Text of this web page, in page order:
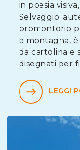
in poesia
Selvaggio,
promontorio
e montagna,
da cartolina e
disegnati per
LEGGI